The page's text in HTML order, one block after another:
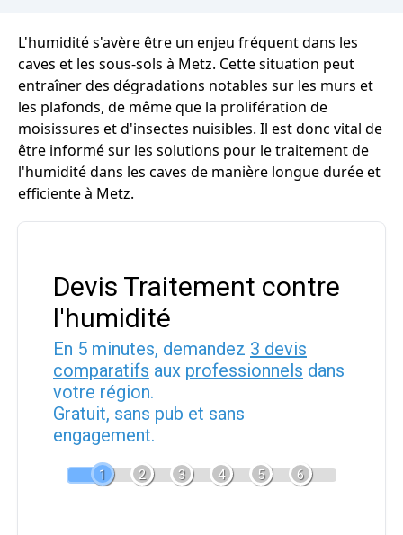
L'humidité s'avère être un enjeu fréquent dans les
caves et les sous-sols à Metz. Cette situation peut
entraîner des dégradations notables sur les murs et
les plafonds, de même que la prolifération de
moisissures et d'insectes nuisibles. Il est donc vital de
être informé sur les solutions pour le traitement de
l'humidité dans les caves de manière longue durée et
efficiente à Metz.
Devis Traitement contre
l'humidité
En 5 minutes, demandez 3 devis
comparatifs aux professionnels dans
votre région.
Gratuit, sans pub et sans
engagement.
1 2 3 4 5 6